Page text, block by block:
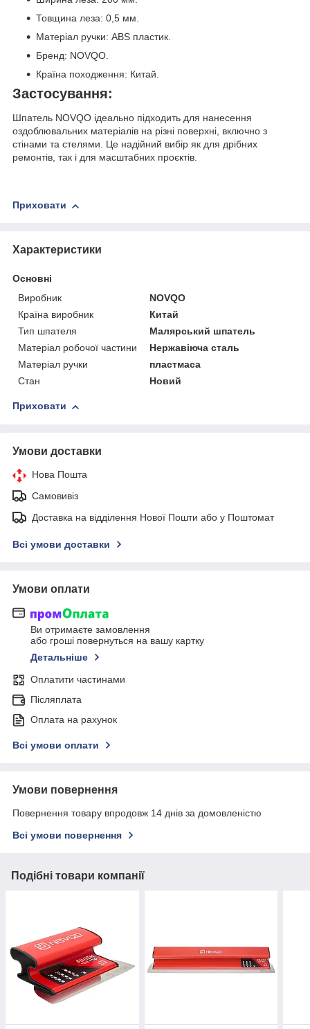
Товщина леза: 0,5 мм.
Матеріал ручки: ABS пластик.
Бренд: NOVQO.
Країна походження: Китай.
Застосування:
Шпатель NOVQO ідеально підходить для нанесення
оздоблювальних матеріалів на різні поверхні, включно з
стінами та стелями. Це надійний вибір як для дрібних
ремонтів, так і для масштабних проєктів.
Приховати
Характеристики
Основні
Виробник
NOVQO
Країна виробник
Китай
Тип шпателя
Малярський шпатель
Матеріал робочої частини
Нержавіюча сталь
Матеріал ручки
пластмаса
Стан
Новий
Приховати
Умови доставки
Нова Пошта
Самовивіз
Доставка на відділення Нової Пошти або у Поштомат
Всі умови доставки
Умови оплати
Ви отримаєте замовлення
або гроші повернуться на вашу картку
Детальніше
Оплатити частинами
Післяплата
Оплата на рахунок
Всі умови оплати
Умови повернення
Повернення товару впродовж 14 днів за домовленістю
Всі умови повернення
Подібні товари компанії